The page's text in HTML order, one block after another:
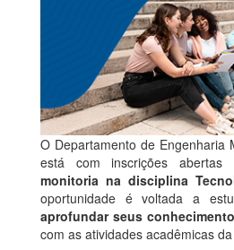
O Departamento de Engenharia
está com inscrições
monitoria na disciplina
oportunidade é voltada a
aprofundar seus
com as atividades acadêmicas